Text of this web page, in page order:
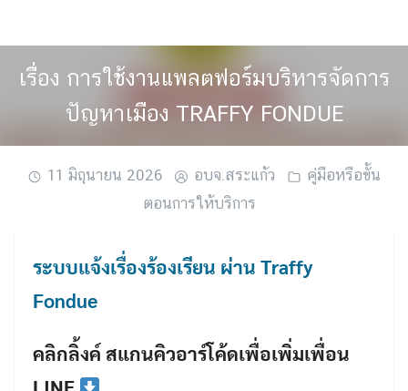
content
เรื่อง การใช้งานแพลตฟอร์มบริหารจัดการ
ปัญหาเมือง TRAFFY FONDUE
11 มิถุนายน 2026 อบจ.สระแก้ว
คู่มือหรือขั้น
ตอนการให้บริการ
ระบบแจ้งเรื่องร้องเรียน ผ่าน Traffy
Fondue
คลิกลิ้งค์ สแกนคิวอาร์โค้ดเพื่อเพิ่มเพื่อน